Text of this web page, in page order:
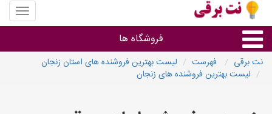
منوی
سایت
برقی
فروشگاه ها
روشنایی و نورپردازی
نت برقی فهرست
لیست بهترین فروشنده های استان زنجان
لیست بهترین فروشنده های زنجان